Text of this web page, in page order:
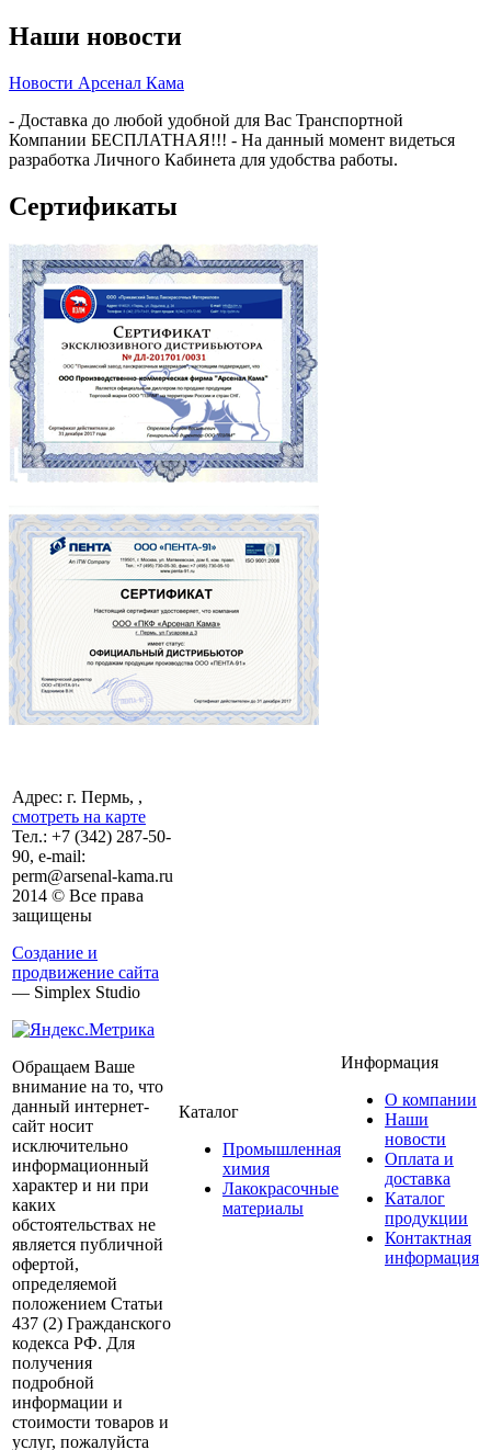
Наши новости
Новости Арсенал Кама
- Доставка до любой удобной для Вас Транспортной
Компании БЕСПЛАТНАЯ!!! - На данный момент видеться
разработка Личного Кабинета для удобства работы.
Сертификаты
Адрес: г. Пермь, ,
смотреть на карте
Тел.: +7 (342) 287-50-
90, e-mail:
perm@arsenal-kama.ru
2014 © Все права
защищены
Создание и
продвижение сайта
— Simplex Studio
Обращаем Ваше
внимание на то, что
данный интернет-
сайт носит
исключительно
информационный
характер и ни при
каких
обстоятельствах не
является публичной
офертой,
определяемой
положением Статьи
437 (2) Гражданского
кодекса РФ. Для
получения
подробной
информации и
стоимости товаров и
услуг, пожалуйста
Каталог
Промышленная
химия
Лакокрасочные
материалы
Информация
О компании
Наши
новости
Оплата и
доставка
Каталог
продукции
Контактная
информация